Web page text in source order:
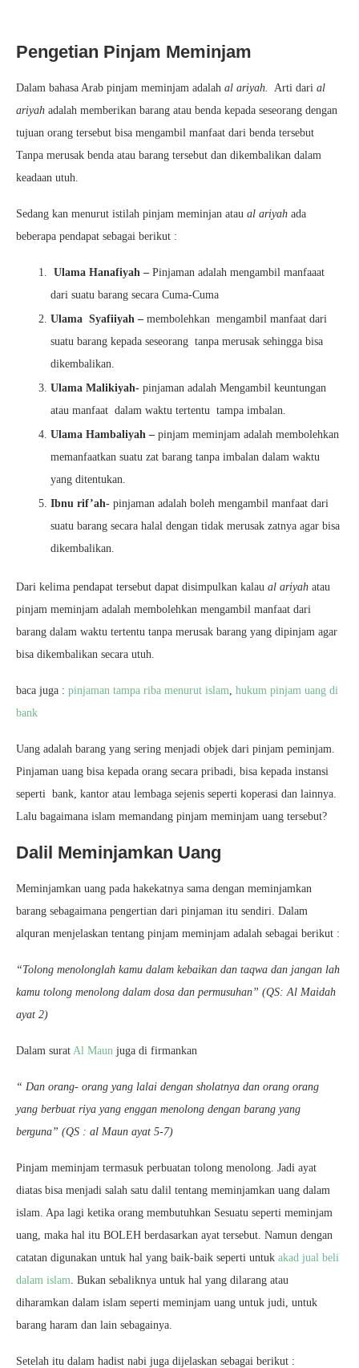
Pengetian Pinjam Meminjam
Dalam bahasa Arab pinjam meminjam adalah al ariyah. Arti dari al
ariyah adalah memberikan barang atau benda kepada seseorang dengan
tujuan orang tersebut bisa mengambil manfaat dari benda tersebut
Tanpa merusak benda atau barang tersebut dan dikembalikan dalam
keadaan utuh.
Sedang kan menurut istilah pinjam meminjan atau al ariyah ada
beberapa pendapat sebagai berikut :
Ulama Hanafiyah – Pinjaman adalah mengambil manfaaat
dari suatu barang secara Cuma-Cuma
Ulama Syafiiyah – membolehkan mengambil manfaat dari
suatu barang kepada seseorang tanpa merusak sehingga bisa
dikembalikan.
Ulama Malikiyah- pinjaman adalah Mengambil keuntungan
atau manfaat dalam waktu tertentu tampa imbalan.
Ulama Hambaliyah – pinjam meminjam adalah membolehkan
memanfaatkan suatu zat barang tanpa imbalan dalam waktu
yang ditentukan.
Ibnu rif’ah- pinjaman adalah boleh mengambil manfaat dari
suatu barang secara halal dengan tidak merusak zatnya agar bisa
dikembalikan.
Dari kelima pendapat tersebut dapat disimpulkan kalau al ariyah atau
pinjam meminjam adalah membolehkan mengambil manfaat dari
barang dalam waktu tertentu tanpa merusak barang yang dipinjam agar
bisa dikembalikan secara utuh.
baca juga : pinjaman tampa riba menurut islam, hukum pinjam uang di
bank
Uang adalah barang yang sering menjadi objek dari pinjam peminjam.
Pinjaman uang bisa kepada orang secara pribadi, bisa kepada instansi
seperti bank, kantor atau lembaga sejenis seperti koperasi dan lainnya.
Lalu bagaimana islam memandang pinjam meminjam uang tersebut?
Dalil Meminjamkan Uang
Meminjamkan uang pada hakekatnya sama dengan meminjamkan
barang sebagaimana pengertian dari pinjaman itu sendiri. Dalam
alquran menjelaskan tentang pinjam meminjam adalah sebagai berikut :
“Tolong menolonglah kamu dalam kebaikan dan taqwa dan jangan lah
kamu tolong menolong dalam dosa dan permusuhan” (QS: Al Maidah
ayat 2)
Dalam surat Al Maun juga di firmankan
“ Dan orang- orang yang lalai dengan sholatnya dan orang orang
yang berbuat riya yang enggan menolong dengan barang yang
berguna” (QS : al Maun ayat 5-7)
Pinjam meminjam termasuk perbuatan tolong menolong. Jadi ayat
diatas bisa menjadi salah satu dalil tentang meminjamkan uang dalam
islam. Apa lagi ketika orang membutuhkan Sesuatu seperti meminjam
uang, maka hal itu BOLEH berdasarkan ayat tersebut. Namun dengan
catatan digunakan untuk hal yang baik-baik seperti untuk akad jual beli
dalam islam. Bukan sebaliknya untuk hal yang dilarang atau
diharamkan dalam islam seperti meminjam uang untuk judi, untuk
barang haram dan lain sebagainya.
Setelah itu dalam hadist nabi juga dijelaskan sebagai berikut :